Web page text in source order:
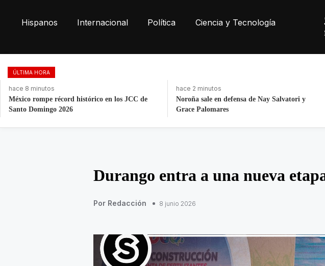
Hispanos Internacional Política Ciencia y Tecnología
ÚLTIMA HORA
hace 8 minutos
México rompe récord histórico en los JCC de
Santo Domingo 2026
hace 2 minutos
Noroña sale en defensa de Nay Salvatori y
Grace Palomares
Durango entra a una nueva
Por Redacción 8 junio 2026